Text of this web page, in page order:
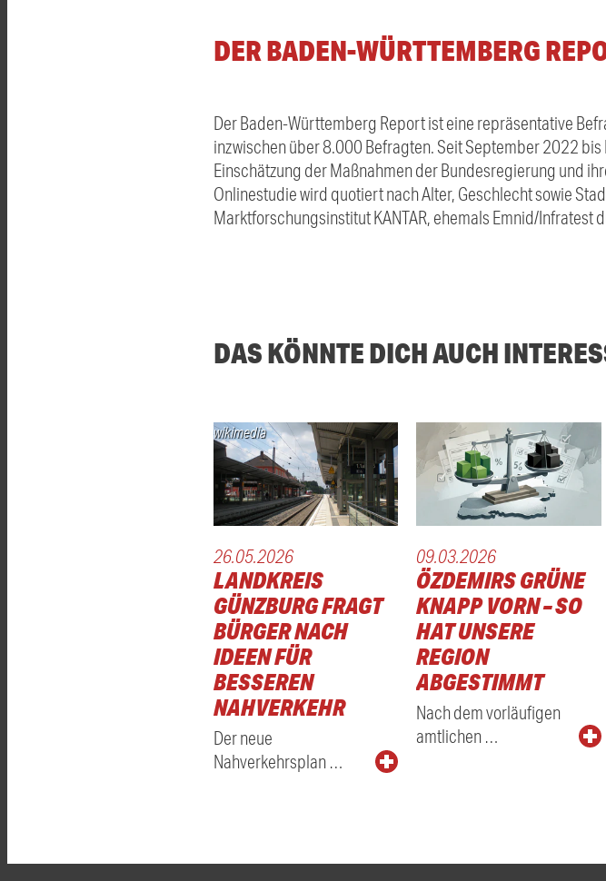
DER BADEN-WÜRTTEMBERG
Der Baden-Württemberg Report ist eine repräsentative
inzwischen über 8.000 Befragten. Seit September 2022
Einschätzung der Maßnahmen der Bundesregierung und
Onlinestudie wird quotiert nach Alter, Geschlecht sowie
Marktforschungsinstitut KANTAR, ehemals Emnid/Infratest
DAS KÖNNTE DICH AUCH
wikimedia
26.05.2026
LANDKREIS
GÜNZBURG FRAGT
BÜRGER NACH
IDEEN FÜR
BESSEREN
NAHVERKEHR
Der neue
Nahverkehrsplan …
09.03.2026
ÖZDEMIRS GRÜNE
KNAPP VORN – SO
HAT UNSERE
REGION
ABGESTIMMT
Nach dem vorläufigen
amtlichen …